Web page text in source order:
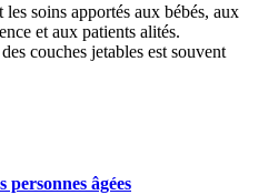
soins apportés aux bébés, aux
et aux patients alités.
couches jetables est souvent
personnes âgées